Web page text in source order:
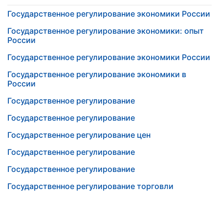
Государственное регулирование экономики России
Государственное регулирование экономики: опыт
России
Государственное регулирование экономики России
Государственное регулирование экономики в
России
Государственное регулирование
Государственное регулирование
Государственное регулирование цен
Государственное регулирование
Государственное регулирование
Государственное регулирование торговли